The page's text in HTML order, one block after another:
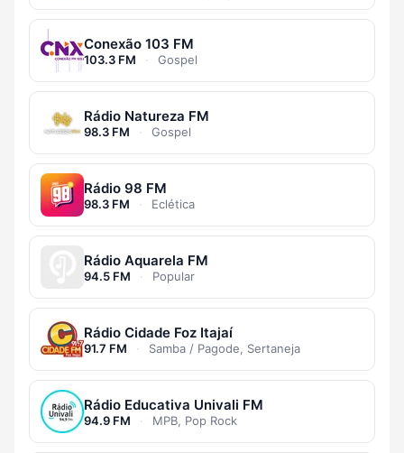
Conexão 103 FM
103.3 FM · Gospel
Rádio Natureza FM
98.3 FM · Gospel
Rádio 98 FM
98.3 FM · Eclética
Rádio Aquarela FM
94.5 FM · Popular
Rádio Cidade Foz Itajaí
91.7 FM · Samba / Pagode, Sertaneja
Rádio Educativa Univali FM
94.9 FM · MPB, Pop Rock